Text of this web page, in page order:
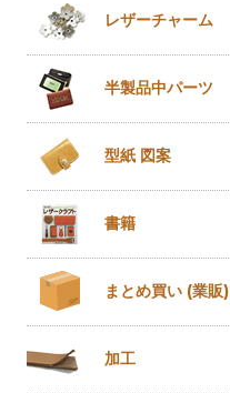
レザーチャーム
半製品中パーツ
型紙 図案
書籍
まとめ買い (業販)
加工